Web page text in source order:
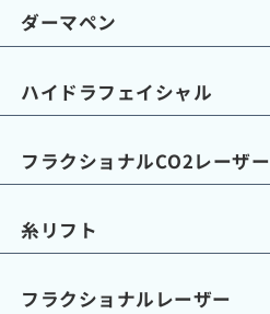
ダーマペン
ハイドラフェイシャル
フラクショナルCO2レーザー
糸リフト
フラクショナルレーザー